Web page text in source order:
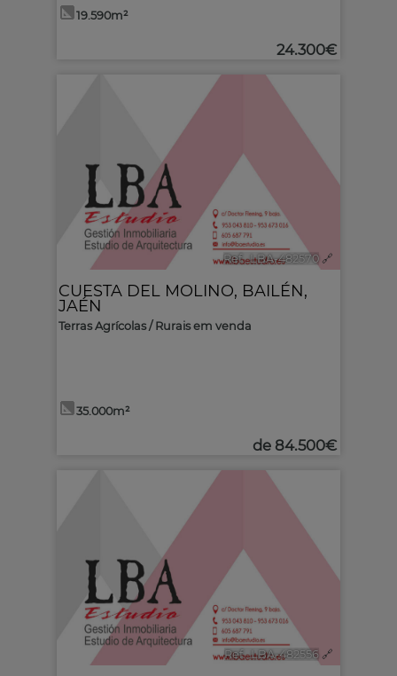
19.590m²
24.300€
Ref.. LBA-482570 🔗
CUESTA DEL MOLINO, BAILÉN,
JAÉN
Terras Agrícolas / Rurais em venda
35.000m²
de 84.500€
Ref.. LBA-482556 🔗